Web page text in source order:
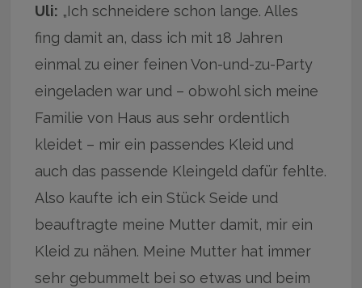
Uli: „Ich schneidere schon lange. Alles
fing damit an, dass ich mit 18 Jahren
einmal zu einer feinen Von-und-zu-Party
eingeladen war und – obwohl sich meine
Familie von Haus aus sehr ordentlich
kleidet – mir ein passendes Kleid und
auch das passende Kleingeld dafür fehlte.
Also kaufte ich ein Stück Seide und
beauftragte meine Mutter damit, mir ein
Kleid zu nähen. Meine Mutter hat immer
sehr gebummelt bei so etwas und beim